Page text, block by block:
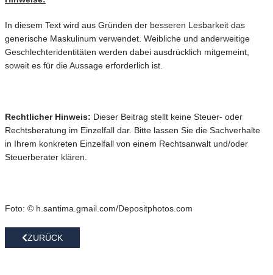
In diesem Text wird aus Gründen der besseren Lesbarkeit das
generische Maskulinum verwendet. Weibliche und anderweitige
Geschlechteridentitäten werden dabei ausdrücklich mitgemeint,
soweit es für die Aussage erforderlich ist.
Rechtlicher Hinweis: Dieser Beitrag stellt keine Steuer- oder
Rechtsberatung im Einzelfall dar. Bitte lassen Sie die Sachverhalte
in Ihrem konkreten Einzelfall von einem Rechtsanwalt und/oder
Steuerberater klären.
Foto: © h.santima.gmail.com/Depositphotos.com
ZURÜCK